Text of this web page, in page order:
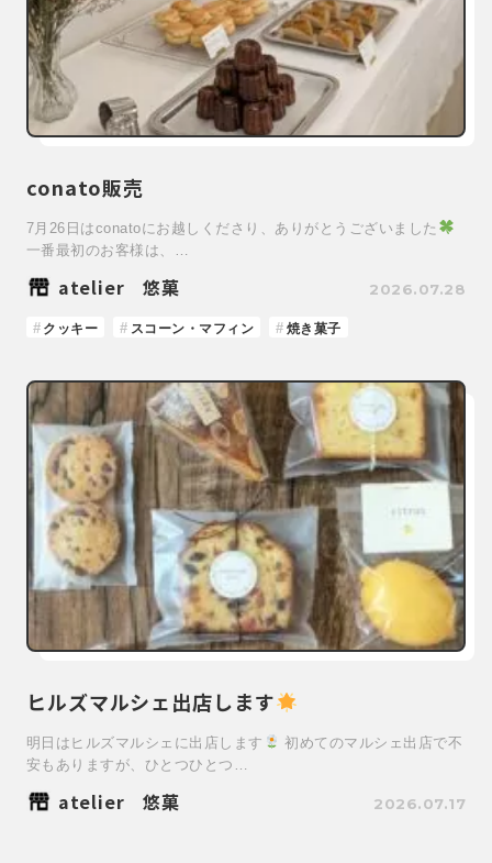
conato販売
7月26日はconatoにお越しくださり、ありがとうございました
一番最初のお客様は、…
atelier 悠菓 2026.07.28
クッキー スコーン・マフィン 焼き菓子
ヒルズマルシェ出店します
明日はヒルズマルシェに出店します
初めてのマルシェ出店で不
安もありますが、ひとつひとつ…
atelier 悠菓 2026.07.17